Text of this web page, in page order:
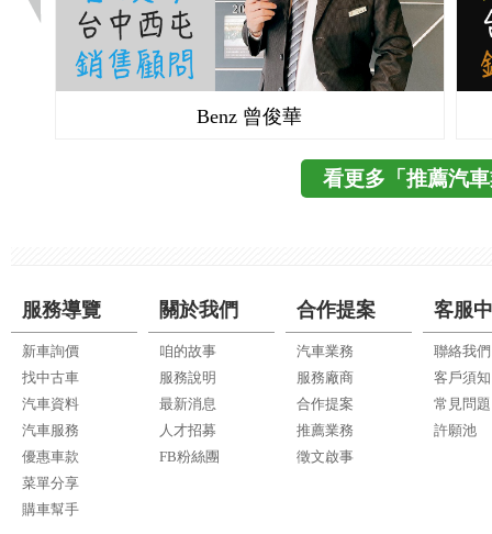
Benz 曾俊華
看更多「推薦汽
服務導覽
新車詢價
找中古車
汽車資料
汽車服務
優惠車款
菜單分享
購車幫手
關於我們
咱的故事
服務說明
最新消息
人才招募
FB粉絲團
合作提案
汽車業務
服務廠商
合作提案
推薦業務
徵文啟事
客服
聯絡我們
客戶須知
常見問題
許願池